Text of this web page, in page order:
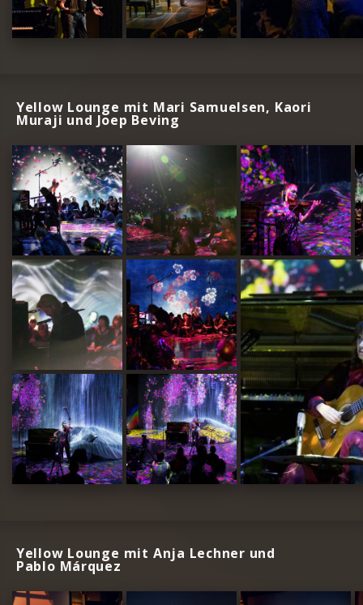
Yellow Lounge mit Mari Samuelsen, Kaori
Muraji und Joep Beving
Yellow Lounge mit Anja Lechner und
Pablo Márquez